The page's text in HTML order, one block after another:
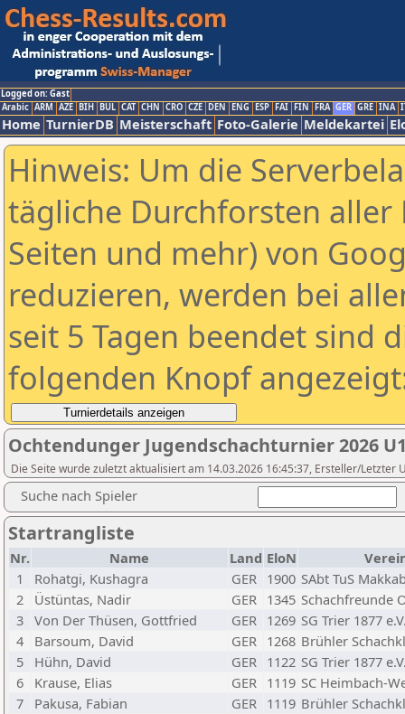
Logged on: Gast
Arabic ARM AZE BIH BUL CAT CHN CRO CZE DEN ENG ESP FAI FIN FRA GER GRE INA
Home TurnierDB Meisterschaft Foto-Galerie Meldekartei
Hinweis: Um die
tägliche Durchforsten aller
Seiten und mehr) von
reduzieren, werden bei
seit 5 Tagen beendet sind
folgenden Knopf
Ochtendunger Jugendschachturnier 2026
Die Seite wurde zuletzt aktualisiert am 14.03.2026 16:45:37, Ersteller/Letzter
Suche nach Spieler
Startrangliste
Nr. Name Land EloN
1
Rohatgi, Kushagra GER 1900 SAbt TuS
2
Üstüntas, Nadir GER 1345 Schachfreunde
3 Von Der Thüsen, Gottfried GER 1269 SG Trier 1877
4
Barsoum, David GER 1268 Brühler
5
Hühn, David GER 1122 SG Trier 1877
6
Krause, Elias GER 1119 SC Heimbach-
7
Pakusa, Fabian GER 1119 Brühler